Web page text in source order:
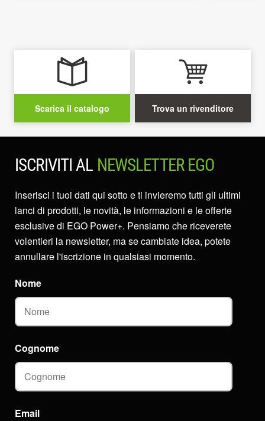
Scarica il catalogo Trova un rivenditore
ISCRIVITI AL NEWSLETTER EGO
Inserisci i tuoi dati qui sotto e ti invieremo tutti gli ultimi
lanci di prodotti, le novità, le informazioni e le offerte
esclusive di EGO Power+. Pensiamo che riceverete
volentieri la newsletter, ma se cambiate idea, potete
annullare l'iscrizione in qualsiasi momento.
Email
Nome
Cognome